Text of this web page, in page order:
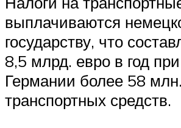
выплачиваются
государству, что
8,5 млрд. евро в год
Германии более 58 млн.
транспортных средств.